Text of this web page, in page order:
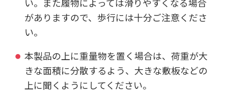
がありますので、歩行には十分ご注意くださ
い。
本製品の上に重量物を置く場合は、荷重が大
きな面積に分散するよう、大きな敷板などの
上に聞くようにしてください。